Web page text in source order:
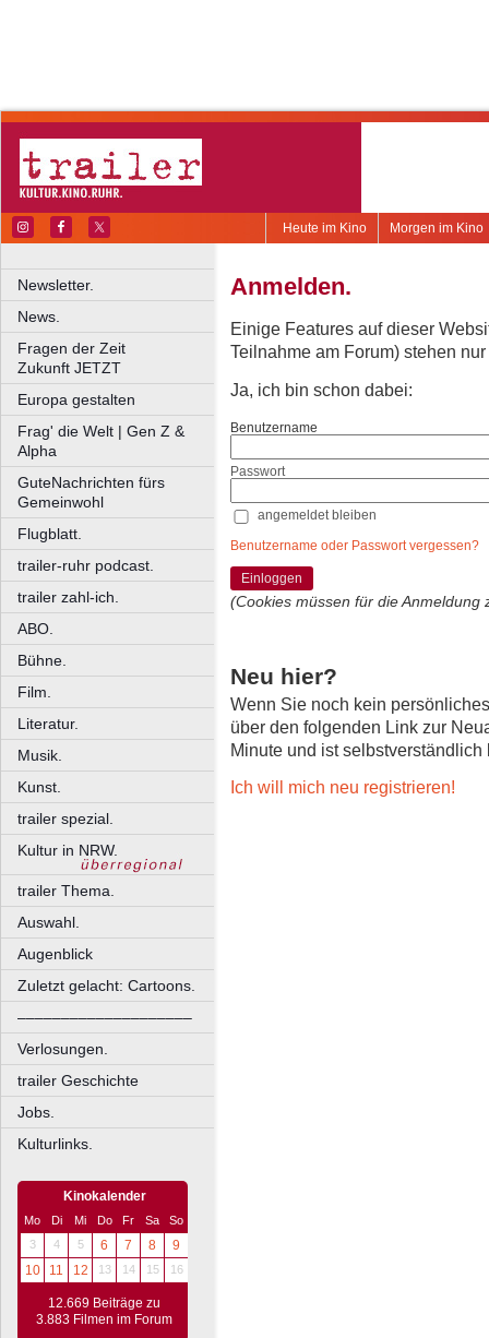
Morgen im Kino
Heute im Kino
Newsletter.
News.
Fragen der Zeit
Zukunft JETZT
Europa gestalten
Frag' die Welt | Gen Z &
Alpha
GuteNachrichten fürs
Gemeinwohl
Flugblatt.
trailer-ruhr podcast.
trailer zahl-ich.
ABO.
Bühne.
Film.
Literatur.
Musik.
Kunst.
trailer spezial.
Kultur in NRW.
trailer Thema.
Auswahl.
Augenblick
Zuletzt gelacht: Cartoons.
––––––––––––––––––––
Verlosungen.
trailer Geschichte
Jobs.
Kulturlinks.
Kinokalender
Mo Di Mi Do Fr Sa
So
3
4 5 6 7 8
9
10
11 12 13 14 15 16
12.669 Beiträge zu
3.883 Filmen im Forum
Anmelden.
Einige Features auf dieser
Teilnahme am Forum) stehen
Ja, ich bin schon dabei:
Benutzername
Passwort
angemeldet bleiben
Benutzername oder Passwort vergessen?
Einloggen
(Cookies müssen für die Anmeldung
Neu hier?
Wenn Sie noch kein
über den folgenden Link zur
Minute und ist selbstverständlich
Ich will mich neu registrieren!